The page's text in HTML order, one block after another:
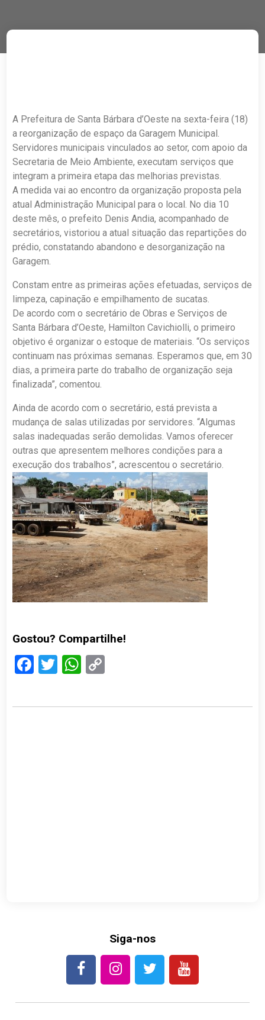
A Prefeitura de Santa Bárbara d’Oeste na sexta-feira (18)
a reorganização de espaço da Garagem Municipal.
Servidores municipais vinculados ao setor, com apoio da
Secretaria de Meio Ambiente, executam serviços que
integram a primeira etapa das melhorias previstas.
A medida vai ao encontro da organização proposta pela
atual Administração Municipal para o local. No dia 10
deste mês, o prefeito Denis Andia, acompanhado de
secretários, vistoriou a atual situação das repartições do
prédio, constatando abandono e desorganização na
Garagem.
Constam entre as primeiras ações efetuadas, serviços de
limpeza, capinação e empilhamento de sucatas.
De acordo com o secretário de Obras e Serviços de
Santa Bárbara d’Oeste, Hamilton Cavichiolli, o primeiro
objetivo é organizar o estoque de materiais. “Os serviços
continuam nas próximas semanas. Esperamos que, em 30
dias, a primeira parte do trabalho de organização seja
finalizada”, comentou.
Ainda de acordo com o secretário, está prevista a
mudança de salas utilizadas por servidores. “Algumas
salas inadequadas serão demolidas. Vamos oferecer
outras que apresentem melhores condições para a
execução dos trabalhos”, acrescentou o secretário.
Gostou? Compartilhe!
Facebook
TwitterWhatsApp
Siga-nos